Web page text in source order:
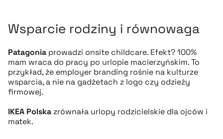
Wsparcie rodziny i równowaga
Patagonia prowadzi onsite childcare. Efekt? 100%
mam wraca do pracy po urlopie macierzyńskim. To
przykład, że employer branding rośnie na kulturze
wsparcia, a nie na gadżetach z logo czy odzieży
firmowej.
IKEA Polska zrównała urlopy rodzicielskie dla ojców i
matek.